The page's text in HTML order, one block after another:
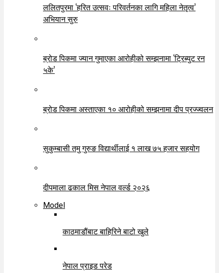
ललितपुरमा ‘हरित उत्सवः परिवर्तनका लागि महिला नेतृत्व’
अभियान सुरु
ब्रोड पिकमा ज्यान गुमाएका आरोहीको सम्झनामा ‘ट्रिब्युट रन
५के’
ब्रोड पिकमा अस्ताएका १० आरोहीको सम्झनामा दीप प्रज्ज्वलन
सुकुम्बासी तमु गुरुङ विद्यार्थीलाई १ लाख ७५ हजार सहयोग
दीपमाला ढकाल मिस नेपाल वर्ल्ड २०२६
Model
काठमाडौंबाट बाहिरिने बाटो खुले
नेपाल प्राइड परेड